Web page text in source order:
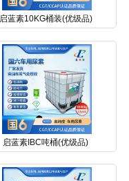
启蓝素10KG桶装(优级品)
启蓝素IBC吨桶(优级品)